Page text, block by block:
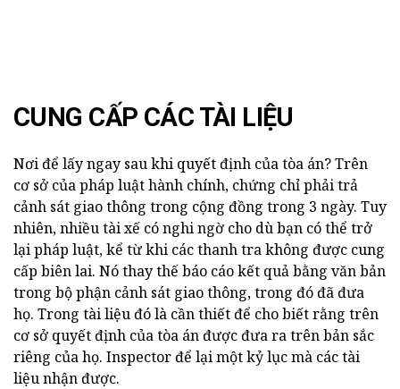
CUNG CẤP CÁC TÀI LIỆU
Nơi để lấy ngay sau khi quyết định của tòa án? Trên
cơ sở của pháp luật hành chính, chứng chỉ phải trả
cảnh sát giao thông trong cộng đồng trong 3 ngày. Tuy
nhiên, nhiều tài xế có nghi ngờ cho dù bạn có thể trở
lại pháp luật, kể từ khi các thanh tra không được cung
cấp biên lai. Nó thay thế báo cáo kết quả bằng văn bản
trong bộ phận cảnh sát giao thông, trong đó đã đưa
họ. Trong tài liệu đó là cần thiết để cho biết rằng trên
cơ sở quyết định của tòa án được đưa ra trên bản sắc
riêng của họ. Inspector để lại một kỷ lục mà các tài
liệu nhận được.